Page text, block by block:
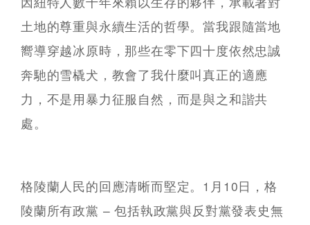
土地的尊重與永續生活的哲學。當我跟隨當地
嚮導穿越冰原時，那些在零下四十度依然忠誠
奔馳的雪橇犬，教會了我什麼叫真正的適應
力，不是用暴力征服自然，而是與之和諧共
處。
格陵蘭人民的回應清晰而堅定。1月10日，格
陵蘭所有政黨 – 包括執政黨與反對黨發表史無